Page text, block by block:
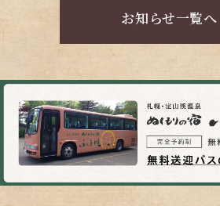
お知らせ一覧へ